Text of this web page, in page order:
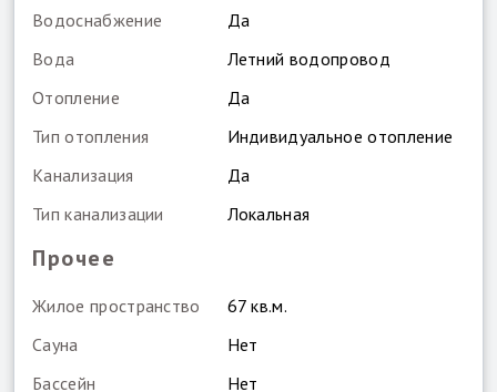
Водоснабжение
Да
Вода
Летний водопровод
Отопление
Да
Тип отопления
Индивидуальное отопление
Канализация
Да
Тип канализации
Локальная
Прочее
Жилое пространство
67 кв.м.
Сауна
Нет
Бассейн
Нет